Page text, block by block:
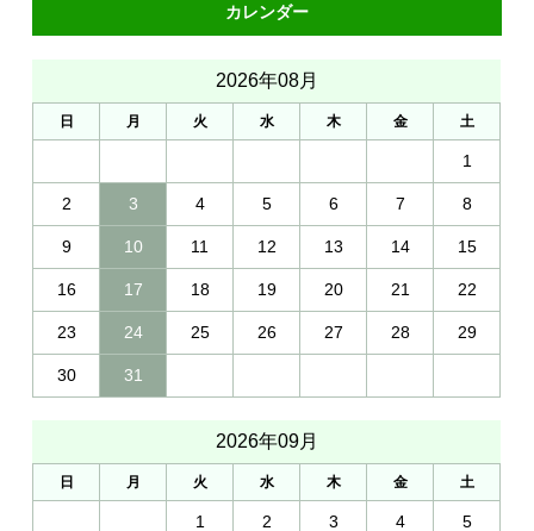
カレンダー
2026年08月
日 月 火 水 木 金 土
1
2 3 4 5 6 7 8
9 10 11 12 13 14 15
16 17 18 19 20 21 22
23 24 25 26 27 28 29
30 31
2026年09月
日 月 火 水 木 金 土
1 2 3 4 5